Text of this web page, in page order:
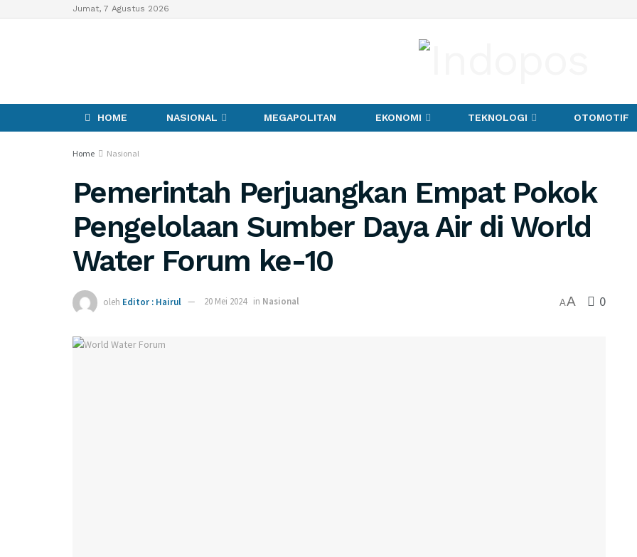
Jumat, 7 Agustus 2026
HOME NASIONAL MEGAPOLITAN EKONOMI TEKNOLOGI OTOMOTIF
Home Nasional
Pemerintah Perjuangkan Empat Pokok
Pengelolaan Sumber Daya Air di World
Water Forum ke-10
oleh Editor : Hairul 20 Mei 2024 in Nasional AA 0